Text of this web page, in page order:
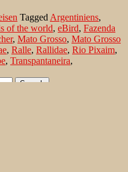
des
Flußufers
Tagged Argentiniens,
of the world, eBird, Fazenda
, Mato Grosso, Mato Grosso
, Ralle, Rallidae, Rio Pixaim,
, Transpantaneira,